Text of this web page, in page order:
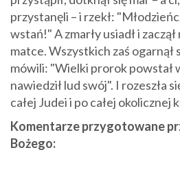
przystanęli – i rzekł:
wstań!" A zmarły usiadł i
matce. Wszystkich zaś
mówili: "Wielki prorok powstał
nawiedził lud swój". I rozeszła
całej Judei i po całej okolicznej
Komentarze przygotowane
Bożego: